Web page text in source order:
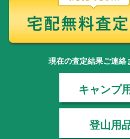
現在の査定結果ご連絡
キャンプ
登山用